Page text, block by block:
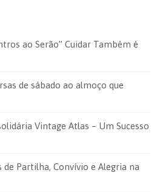
ao Serão” Cuidar Também é
de sábado ao almoço que
Vintage Atlas – Um Sucesso
de Partilha, Convívio e Alegria na